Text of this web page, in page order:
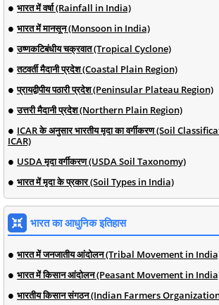
भारत में वर्षा (Rainfall in India)
भारत में मानसून (Monsoon in India)
उष्णकटिबंधीय चक्रवात (Tropical Cyclone)
तटवर्ती मैदानी प्रदेश (Coastal Plain Region)
प्रायद्वीपीय पठारी प्रदेश (Peninsular Plateau Region)
उत्तरी मैदानी प्रदेश (Northern Plain Region)
ICAR के अनुसार भारतीय मृदा का वर्गीकरण (Soil
ICAR)
USDA मृदा वर्गीकरण (USDA Soil Taxonomy)
भारत में मृदा के प्रकार (Soil Types in India)
भारत का आधुनिक इतिहास
भारत में जनजातीय आंदोलन (Tribal Movement in
भारत में किसान आंदोलन (Peasant Movement in
भारतीय किसान संगठन (Indian Farmers